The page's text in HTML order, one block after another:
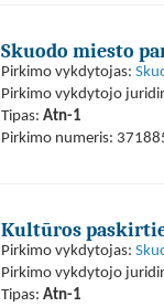
Skuodo miesto
Pirkimo vykdytojas:
Pirkimo vykdytojo
Tipas: Atn-1
Pirkimo numeris:
Kultūros
Pirkimo vykdytojas:
Pirkimo vykdytojo
Tipas: Atn-1